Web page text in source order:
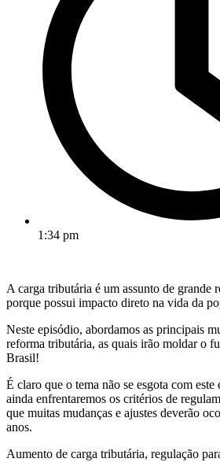
1:34 pm
A carga tributária é um assunto de grande
porque possui impacto direto na vida da
Neste episódio, abordamos as principais
reforma tributária, as quais irão moldar o
Brasil!
É claro que o tema não se esgota com
ainda enfrentaremos os critérios de
que muitas mudanças e ajustes deverão
anos.
Aumento de carga tributária, regulação